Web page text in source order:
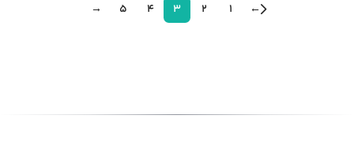
←
1
2
3
4
5
→